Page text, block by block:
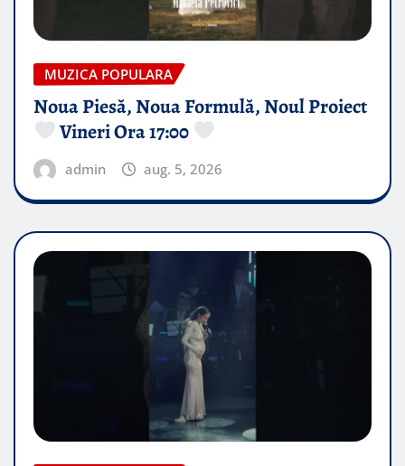
MUZICA POPULARA
Noua Piesă, Noua Formulă, Noul Proiect
Vineri Ora 17:00
admin aug. 5, 2026